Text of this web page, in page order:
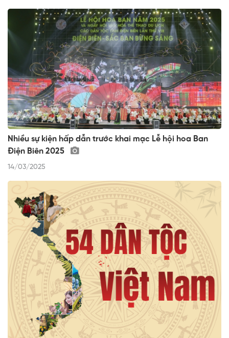
Nhiều sự kiện hấp dẫn trước khai mạc Lễ hội hoa Ban
Điện Biên 2025
14/03/2025